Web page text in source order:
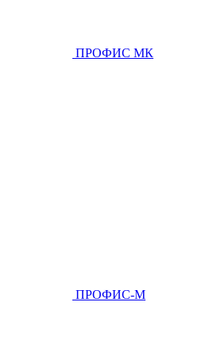
ПРОФИС МК
ПРОФИС-М